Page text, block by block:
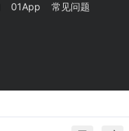
01App 常见问题